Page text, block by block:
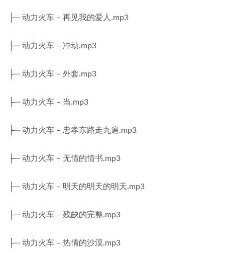
├─ 动力火车 – 再见我的爱人.mp3
├─ 动力火车 – 冲动.mp3
├─ 动力火车 – 外套.mp3
├─ 动力火车 – 当.mp3
├─ 动力火车 – 忠孝东路走九遍.mp3
├─ 动力火车 – 无情的情书.mp3
├─ 动力火车 – 明天的明天的明天.mp3
├─ 动力火车 – 残缺的完整.mp3
├─ 动力火车 – 热情的沙漠.mp3